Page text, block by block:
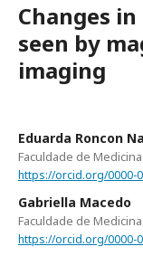
Changes
seen by
imaging
Eduarda Roncon
Faculdade de
https://orcid.org/0000-
Gabriella Macedo
Faculdade de
https://orcid.org/0000-